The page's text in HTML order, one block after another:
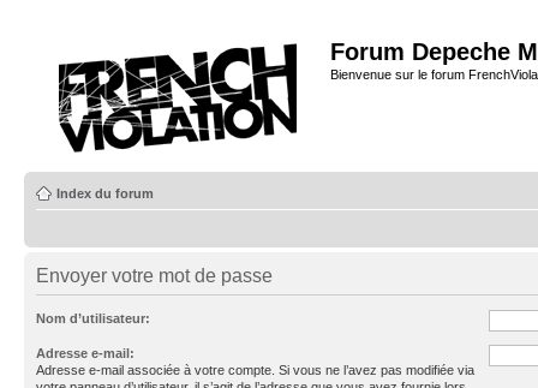
Forum Depeche
Bienvenue sur le forum
Index du forum
Envoyer votre mot de passe
Nom d’utilisateur:
Adresse e-mail:
Adresse e-mail associée à votre compte. Si vous ne l’avez pas modifiée via